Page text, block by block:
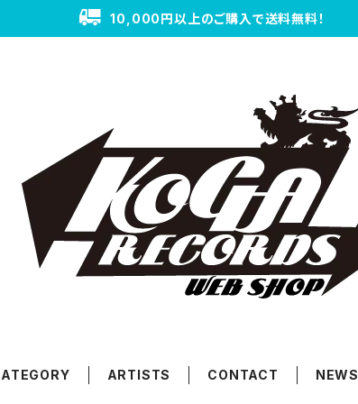
10,000円以上のご購入で送料無料！
ARTISTS CONTACT NEWS